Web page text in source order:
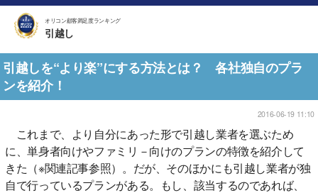
オリコン顧客満足度ランキング
引越し
引越しを“より楽”にする方法とは？ 各社独自のプラ
ンを紹介！
2016-06-19 11:10
これまで、より自分にあった形で引越し業者を選ぶため
に、単身者向けやファミリ－向けのプランの特徴を紹介して
きた（※関連記事参照）。だが、そのほかにも引越し業者が独
自で行っているプランがある。もし、該当するのであれば、